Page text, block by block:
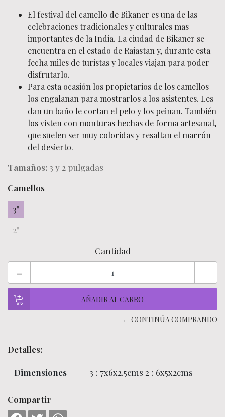
El festival del camello de Bikaner es una de las
celebraciones tradicionales y culturales mas
importantes de la India. La ciudad de Bikaner se
encuentra en el estado de Rajastan y, durante esta
fecha miles de turistas y locales viajan para poder
disfrutarlo.
Para esta ocasión los propietarios de los camellos
los engalanan para mostrarlos a los asistentes. Les
dan un baño le cortan el pelo y los peinan. También
los visten con monturas hechas de forma artesanal,
que suelen ser muy coloridas y resaltan el marrón
del desierto.
Tamaños: 3 y 2 pulgadas
Camellos
3"
2"
Cantidad
- +
← CONTINÚA COMPRANDO
Detalles:
Dimensiones 3": 7x6x2.5cms 2": 6x5x2cms
Compartir